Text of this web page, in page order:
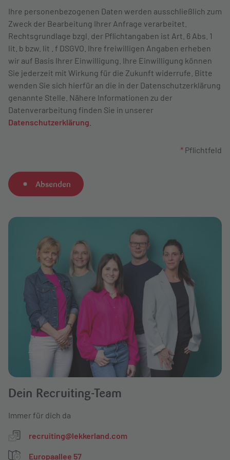
Ihre personenbezogenen Daten werden ausschließlich zum
Zweck der Bearbeitung Ihrer Anfrage verarbeitet.
Rechtsgrundlage bzgl. der Pflichtangaben ist Art. 6 Abs. 1
lit. b bzw. lit . f DSGVO. Ihre freiwilligen Angaben erheben
wir auf Basis Ihrer Einwilligung. Ihre Einwilligung können
Sie jederzeit mit Wirkung für die Zukunft widerrufe. Bitte
wenden Sie sich hierfür an die in der Datenschutzerklärung
genannte Stelle. Nähere Informationen zu der
Datenverarbeitung finden Sie in unserer
Datenschutzerklärung
* Pflichtfeld
Absenden
Dein Recruiting-Team
Immer für dich da
recruiting@lekkerland.com
Europaallee 57